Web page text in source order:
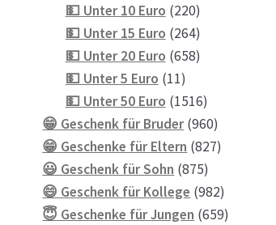
Produkte
💵 Unter 10 Euro 220220
Produkte
💵 Unter 15 Euro 264264
Produkte
💵 Unter 20 Euro 658658
💵 Unter 5 Euro 1111
Produkte
💵 Unter 50 Euro 15161516
Produkte
😁 Geschenk für Bruder 960960
Produkte
😁 Geschenke für Eltern 827827
😃 Geschenk für Sohn 875875
Produkte
😄 Geschenk für Kollege 982982
Produkte
😇 Geschenke für Jungen 659659